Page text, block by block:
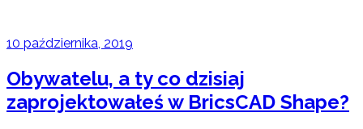
10 października, 2019
Obywatelu, a ty co dzisiaj
zaprojektowałeś w BricsCAD Shape?